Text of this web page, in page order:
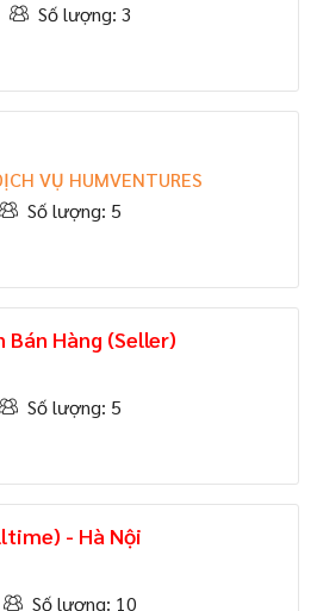
Số lượng: 3
VỤ HUMVENTURES
Số lượng: 5
Bán Hàng (Seller)
Số lượng: 5
- Hà Nội
Số lượng: 10